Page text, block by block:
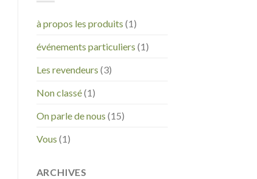
à propos les produits (1)
événements particuliers (1)
Les revendeurs (3)
Non classé(1)
On parle de nous (15)
Vous (1)
ARCHIVES